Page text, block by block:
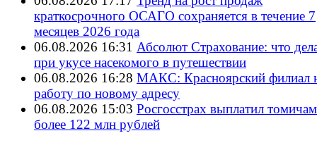
краткосрочного ОСАГО сохраняется в течение 7
месяцев 2026 года
06.08.2026 16:31 Абсолют Страхование: что
при укусе насекомого в путешествии
06.08.2026 16:28 МАКС: Красноярский филиал
работу по новому адресу
06.08.2026 15:03 Росгосстрах выплатил томичам
более 122 млн рублей